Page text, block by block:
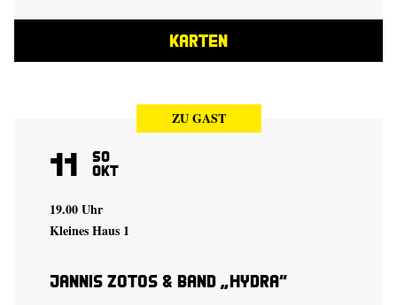
KARTEN
ZU GAST
11 So
Okt
19.00 Uhr
Kleines Haus 1
Jannis Zotos & Band „Hydra“